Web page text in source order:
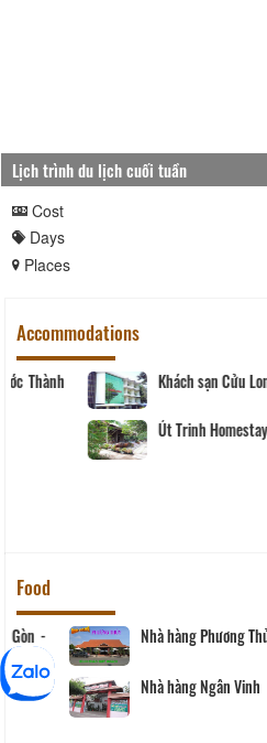
Lịch trình du lịch cuối tuần
Cost
Days
Places
Accommodations
Khách sạn Phước Thành
IV
Food
Nhà hàng Phương Thủy
Nhà hàng Ngân Vinh